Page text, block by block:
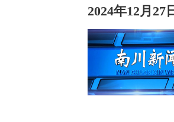
2024年12月27